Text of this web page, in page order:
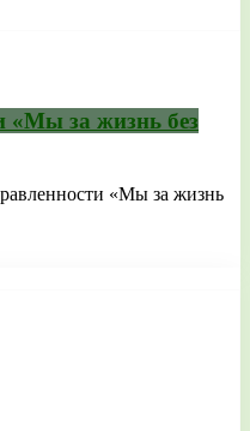
«Мы за жизнь без
«Мы за жизнь